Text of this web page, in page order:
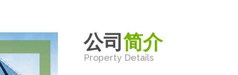
公司简介
Property Details